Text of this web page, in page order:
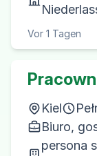
Vor 1 Tagen
Kiel
Biuro,
persona